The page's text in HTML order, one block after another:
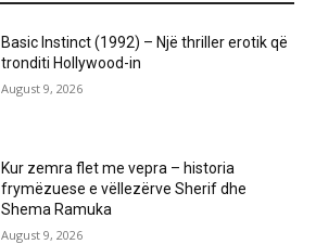
Basic Instinct (1992) – Një thriller erotik që
tronditi Hollywood-in
August 9, 2026
Kur zemra flet me vepra – historia
frymëzuese e vëllezërve Sherif dhe
Shema Ramuka
August 9, 2026